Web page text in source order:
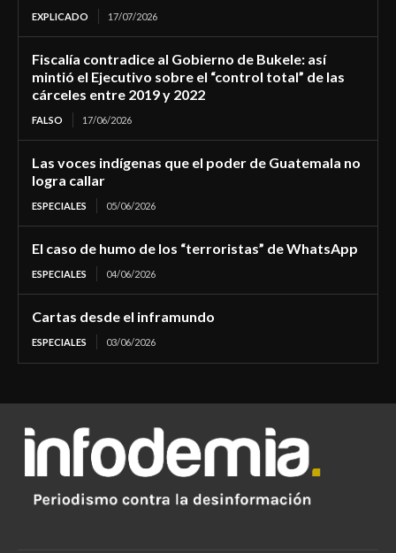
EXPLICADO 17/07/2026
Fiscalía contradice al Gobierno de Bukele: así
mintió el Ejecutivo sobre el “control total” de las
cárceles entre 2019 y 2022
FALSO 17/06/2026
Las voces indígenas que el poder de Guatemala no
logra callar
ESPECIALES 05/06/2026
El caso de humo de los “terroristas” de WhatsApp
ESPECIALES 04/06/2026
Cartas desde el inframundo
ESPECIALES 03/06/2026